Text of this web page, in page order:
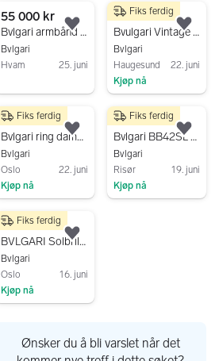
55 000 kr
Bvlgari armbånd i gull dame
Bvlgari
Hvam
25. juni
Legg til som favoritt.
1 800 kr
Bvulgari Vintage solbriller
Bvlgari
Haugesund
22. juni
Kjøp nå
Fiks ferdig
7 500 kr
Bvlgari ring dame gull str 54
Bvlgari
Oslo
22. juni
Kjøp nå
Fiks ferdig
Legg til som favoritt.
8 000 kr
Bvlgari BB42SL Auto herreklokke hvit rem
Bvlgari
Risør
19. juni
Kjøp nå
Fiks ferdig
1 000 kr
BVLGARI Solbriller *inkl Etui *
Bvlgari
Oslo
16. juni
Kjøp nå
Fiks ferdig
Legg til som favoritt.
Ønsker du å bli varslet når det